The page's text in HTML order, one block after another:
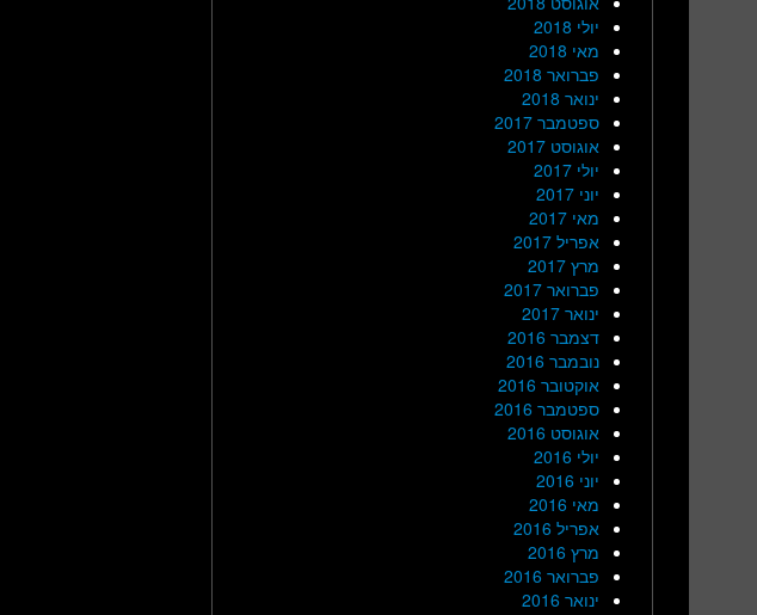
יולי 2018
מאי 2018
פברואר 2018
ינואר 2018
ספטמבר 2017
אוגוסט 2017
יולי 2017
יוני 2017
מאי 2017
אפריל 2017
מרץ 2017
פברואר 2017
ינואר 2017
דצמבר 2016
נובמבר 2016
אוקטובר 2016
ספטמבר 2016
אוגוסט 2016
יולי 2016
יוני 2016
מאי 2016
אפריל 2016
מרץ 2016
פברואר 2016
ינואר 2016